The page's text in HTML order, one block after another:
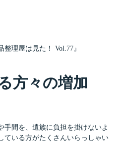
理屋は見た！ Vol.77』
方々の増加
手間を、遺族に負担を掛けないよ
ている方がたくさんいらっしゃい